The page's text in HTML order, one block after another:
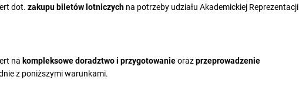
dot. zakupu biletów lotniczych na potrzeby udziału Akademickiej Reprezentacji
na kompleksowe doradztwo i przygotowanieorazprzeprowadzenie
z poniższymi warunkami.